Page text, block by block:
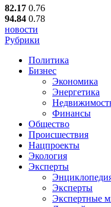
82.17 0.76
94.84 0.78
новости
Рубрики
Политика
Бизнес
Экономика
Энергетика
Финансы
Общество
Происшествия
Нацпроекты
Экология
Эксперты
Эксперты
Экспертные